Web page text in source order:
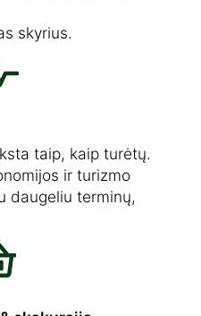
skyrius.
taip, kaip turėtų.
ir turizmo
daugeliu terminų,